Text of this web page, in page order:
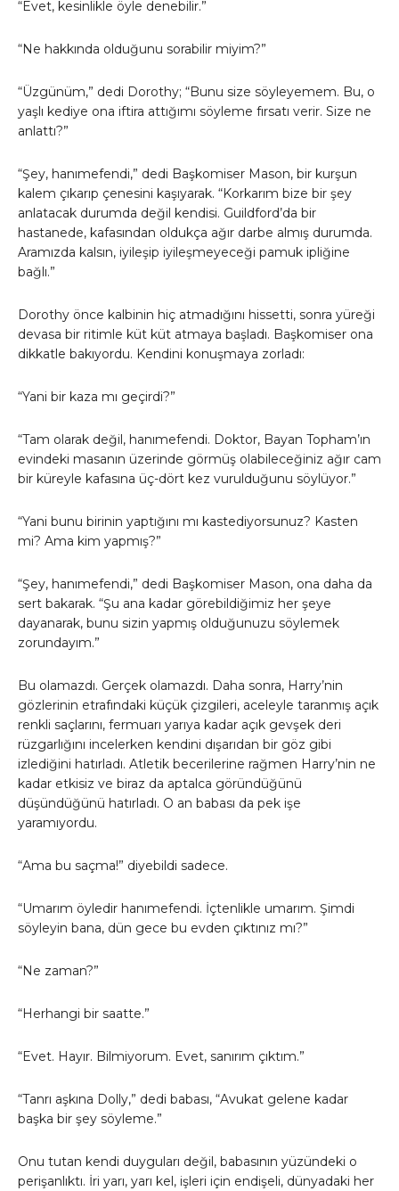
“Evet, kesinlikle öyle denebilir.”
“Ne hakkında olduğunu sorabilir miyim?”
“Üzgünüm,” dedi Dorothy; “Bunu size söyleyemem. Bu, o
yaşlı kediye ona iftira attığımı söyleme fırsatı verir. Size ne
anlattı?”
“Şey, hanımefendi,” dedi Başkomiser Mason, bir kurşun
kalem çıkarıp çenesini kaşıyarak. “Korkarım bize bir şey
anlatacak durumda değil kendisi. Guildford’da bir
hastanede, kafasından oldukça ağır darbe almış durumda.
Aramızda kalsın, iyileşip iyileşmeyeceği pamuk ipliğine
bağlı.”
Dorothy önce kalbinin hiç atmadığını hissetti, sonra yüreği
devasa bir ritimle küt küt atmaya başladı. Başkomiser ona
dikkatle bakıyordu. Kendini konuşmaya zorladı:
“Yani bir kaza mı geçirdi?”
“Tam olarak değil, hanımefendi. Doktor, Bayan Topham’ın
evindeki masanın üzerinde görmüş olabileceğiniz ağır cam
bir küreyle kafasına üç-dört kez vurulduğunu söylüyor.”
“Yani bunu birinin yaptığını mı kastediyorsunuz? Kasten
mi? Ama kim yapmış?”
“Şey, hanımefendi,” dedi Başkomiser Mason, ona daha da
sert bakarak. “Şu ana kadar görebildiğimiz her şeye
dayanarak, bunu sizin yapmış olduğunuzu söylemek
zorundayım.”
Bu olamazdı. Gerçek olamazdı. Daha sonra, Harry’nin
gözlerinin etrafındaki küçük çizgileri, aceleyle taranmış açık
renkli saçlarını, fermuarı yarıya kadar açık gevşek deri
rüzgarlığını incelerken kendini dışarıdan bir göz gibi
izlediğini hatırladı. Atletik becerilerine rağmen Harry’nin ne
kadar etkisiz ve biraz da aptalca göründüğünü
düşündüğünü hatırladı. O an babası da pek işe
yaramıyordu.
“Ama bu saçma!” diyebildi sadece.
“Umarım öyledir hanımefendi. İçtenlikle umarım. Şimdi
söyleyin bana, dün gece bu evden çıktınız mı?”
“Ne zaman?”
“Herhangi bir saatte.”
“Evet. Hayır. Bilmiyorum. Evet, sanırım çıktım.”
“Tanrı aşkına Dolly,” dedi babası, “Avukat gelene kadar
başka bir şey söyleme.”
Onu tutan kendi duyguları değil, babasının yüzündeki o
perişanlıktı. İri yarı, yarı kel, işleri için endişeli, dünyadaki her